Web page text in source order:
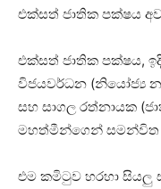
එක්සත් ජාතික පක්ෂය
එක්සත් ජාතික පක්ෂය,
විජයවර්ධන (නියෝජ්‍ය
සහ සාගල රත්නායක
මහත්මීන්ගෙන් සමන්විත
එම කමිටුව හරහා සියලු